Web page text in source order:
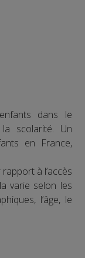
dans le
scolarité. Un
en France,
à l’accès
varie selon les
l’âge, le